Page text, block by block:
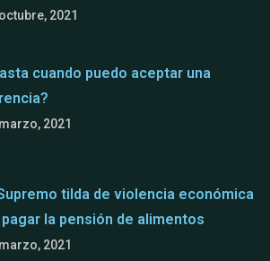
2021
cuando puedo aceptar una
2021
tilda de violencia económica
la pensión de alimentos
2021